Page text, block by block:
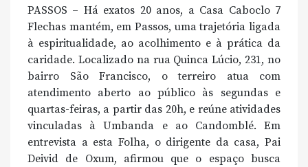
PASSOS – Há exatos 20 anos, a Casa Caboclo 7
Flechas mantém, em Passos, uma trajetória ligada
à espiritualidade, ao acolhimento e à prática da
caridade. Localizado na rua Quinca Lúcio, 231, no
bairro São Francisco, o terreiro atua com
atendimento aberto ao público às segundas e
quartas-feiras, a partir das 20h, e reúne atividades
vinculadas à Umbanda e ao Candomblé. Em
entrevista a esta Folha, o dirigente da casa, Pai
Deivid de Oxum, afirmou que o espaço busca